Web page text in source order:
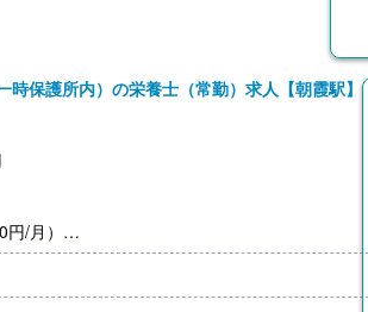
時保護所内）の栄養士（常勤）求人【朝霞駅】
/月）